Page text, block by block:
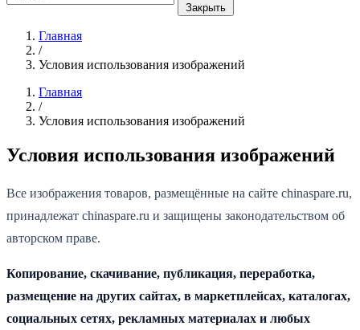
Закрыть
Главная
/
Условия использования изображений
Главная
/
Условия использования изображений
Условия использования изображений
Все изображения товаров, размещённые на сайте chinaspare.ru,
принадлежат chinaspare.ru и защищены законодательством об
авторском праве.
Копирование, скачивание, публикация, переработка,
размещение на других сайтах, в маркетплейсах, каталогах,
социальных сетях, рекламных материалах и любых